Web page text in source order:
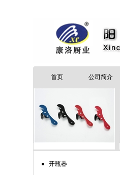
首页 公司简介
开瓶器